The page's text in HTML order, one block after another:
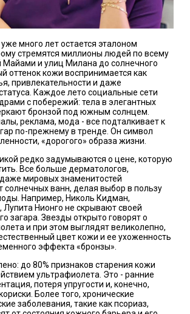
много лет остается эталоном
стремятся миллионы людей по всему
и улиц Милана до солнечного
оттенок кожи воспринимается как
привлекательности и даже
Каждое лето социальные сети
с побережий: тела в элегантных
бронзой под южным солнцем.
реклама, мода - все подталкивает к
по-прежнему в тренде. Он символ
«дорогого» образа жизни.
редко задумываются о цене, которую
Все больше дерматологов,
мировых знаменитостей
солнечных ванн, делая выбор в пользу
Например, Николь Кидман,
Нионго не скрывают своей
загара. Звезды открыто говорят о
и при этом выглядят великолепно,
цвет кожи и ее ухоженность
эффекта «бронзы».
до 80% признаков старения кожи
ультрафиолета. Это - ранние
потеря упругости и, конечно,
Более того, хронические
заболевания, такие как псориаз,